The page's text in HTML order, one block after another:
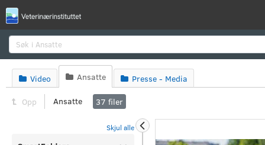
 Video  Ansatte  Presse - Media
Opp Ansatte 37 filer
Skjul alle